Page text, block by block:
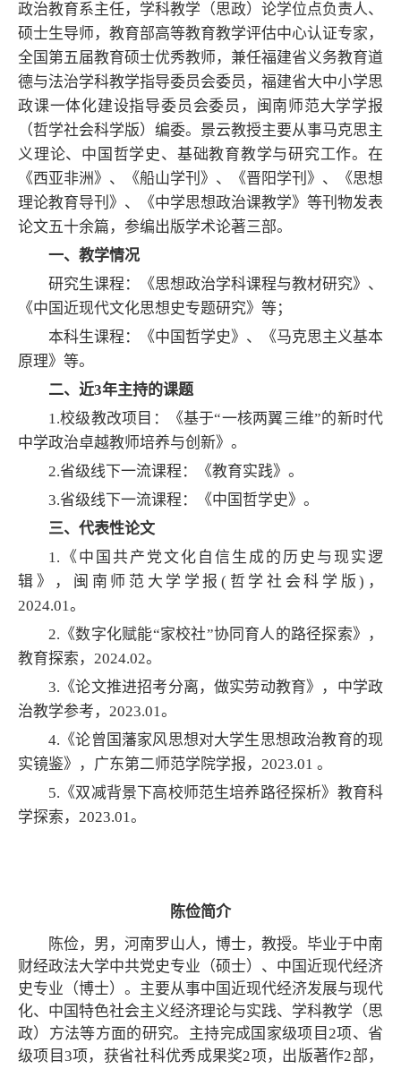
政治教育系主任，学科教学（思政）论学位点负责人、
硕士生导师，教育部高等教育教学评估中心认证专家，
全国第五届教育硕士优秀教师，兼任福建省义务教育道
德与法治学科教学指导委员会委员，福建省大中小学思
政课一体化建设指导委员会委员，闽南师范大学学报
（哲学社会科学版）编委。 景云教授主要从事马克思主
义理论、中国哲学史、基础教育教学与研究工作。在
《西亚非洲》、《船山学刊》、《晋阳学刊》、《思想
理论教育导刊》、《中学思想政治课教学》等刊物发表
论文五十余篇，参编出版学术论著三部。
一、教学情况
研究生课程：《思想政治学科课程与教材研究》、
《中国近现代文化思想史专题研究》等；
本科生课程：《中国哲学史》、《马克思主义基本
原理》等。
二、近3年主持的课题
1.校级教改项目：《基于“一核两翼三维”的新时代
中学政治卓越教师培养与创新》。
2.省级线下一流课程：《教育实践》。
3.省级线下一流课程：《中国哲学史》。
三、代表性论文
1.《中国共产党文化自信生成的历史与现实逻
辑》，闽南师范大学学报(哲学社会科学版)，
2024.01。
2.《数字化赋能“家校社”协同育人的路径探索》，
教育探索，2024.02。
3.《论文推进招考分离，做实劳动教育》，中学政
治教学参考，2023.01。
4.《论曾国藩家风思想对大学生思想政治教育的现
实镜鉴》，广东第二师范学院学报，2023.01 。
5.《双减背景下高校师范生培养路径探析》教育科
学探索，2023.01。
陈俭简介
陈俭，男，河南罗山人，博士，教授。毕业于中南
财经政法大学中共党史专业（硕士）、中国近现代经济
史专业（博士）。主要从事中国近现代经济发展与现代
化、中国特色社会主义经济理论与实践、学科教学（思
政）方法等方面的研究。主持完成国家级项目2项、省
级项目3项，获省社科优秀成果奖2项，出版著作2部，